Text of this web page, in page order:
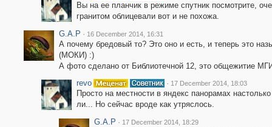
Вы на ее планчик в режиме спутник посмотрите,
гранитом облицевали вот и не похожа.
G.A.P · 16 December 2014, 16:31
А почему бредовый то? Это оно и есть, и теперь это
(МОКИ) :)
А фото сделано от Библиотечной 12, это общежитие
revo
· 17 December 2014, 18:03
Просто на местности в яндекс панорамах
ли... Но сейчас вроде как утряслось.
G.A.P · 17 December 2014, 18:29